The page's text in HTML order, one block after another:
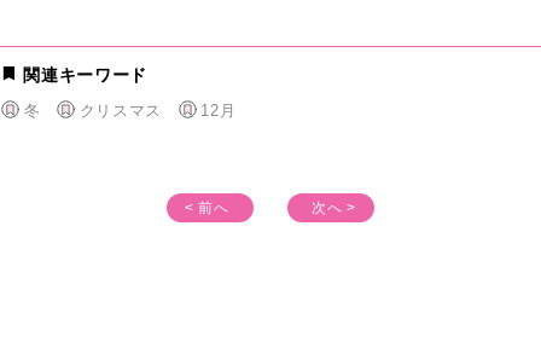
関連キーワード
冬 クリスマス 12月
< 前へ 次へ >